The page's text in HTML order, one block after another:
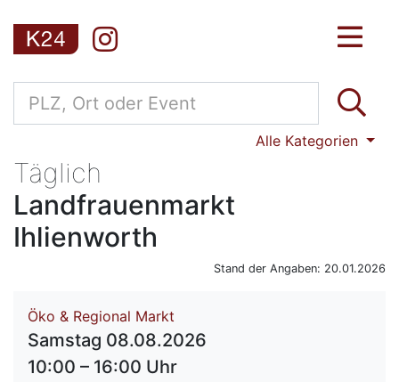
Alle Kategorien
Täglich
Landfrauenmarkt
Ihlienworth
Stand der Angaben: 20.01.2026
Öko & Regional Markt
Samstag 08.08.2026
10:00 – 16:00 Uhr